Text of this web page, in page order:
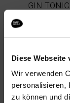
Diese Webseite
Wir verwenden
personalisieren,
zu können und
GIN